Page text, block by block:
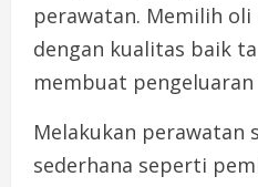
perawatan. Memilih
dengan kualitas baik
membuat
Melakukan perawatan
sederhana seperti